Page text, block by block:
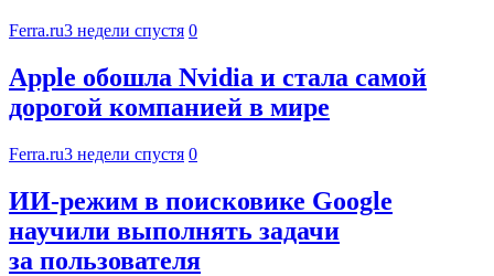
Ferra.ru3 недели спустя 0
Apple обошла Nvidia и стала самой
дорогой компанией в мире
Ferra.ru3 недели спустя 0
ИИ-режим в поисковике Google
научили выполнять задачи
за пользователя